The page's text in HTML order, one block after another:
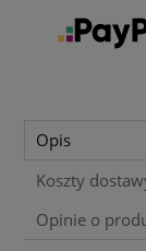
Opis
Koszty
Cena nie
Opinie o